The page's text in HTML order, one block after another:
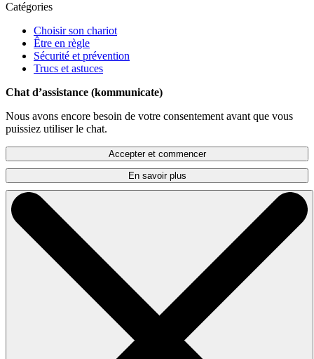
Catégories
Choisir son chariot
Être en règle
Sécurité et prévention
Trucs et astuces
Chat d’assistance (kommunicate)
Nous avons encore besoin de votre consentement avant que vous
puissiez utiliser le chat.
Accepter et commencer
En savoir plus